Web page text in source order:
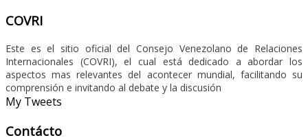
COVRI
Este es el sitio oficial del Consejo Venezolano de Relaciones
Internacionales (COVRI), el cual está dedicado a abordar los
aspectos mas relevantes del acontecer mundial, facilitando su
comprensión e invitando al debate y la discusión
My Tweets
Contácto